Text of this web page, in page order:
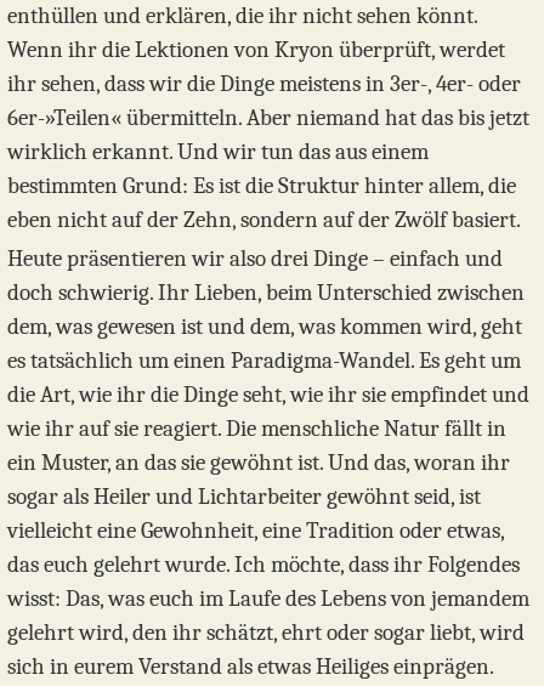
enthüllen und erklären, die ihr nicht sehen könnt.
Wenn ihr die Lektionen von Kryon überprüft, werdet
ihr sehen, dass wir die Dinge meistens in 3er-, 4er- oder
6er-»Teilen« übermitteln. Aber niemand hat das bis jetzt
wirklich erkannt. Und wir tun das aus einem
bestimmten Grund: Es ist die Struktur hinter allem, die
eben nicht auf der Zehn, sondern auf der Zwölf basiert.
Heute präsentieren wir also drei Dinge – einfach und
doch schwierig. Ihr Lieben, beim Unterschied zwischen
dem, was gewesen ist und dem, was kommen wird, geht
es tatsächlich um einen Paradigma-Wandel. Es geht um
die Art, wie ihr die Dinge seht, wie ihr sie empfindet und
wie ihr auf sie reagiert. Die menschliche Natur fällt in
ein Muster, an das sie gewöhnt ist. Und das, woran ihr
sogar als Heiler und Lichtarbeiter gewöhnt seid, ist
vielleicht eine Gewohnheit, eine Tradition oder etwas,
das euch gelehrt wurde. Ich möchte, dass ihr Folgendes
wisst: Das, was euch im Laufe des Lebens von jemandem
gelehrt wird, den ihr schätzt, ehrt oder sogar liebt, wird
sich in eurem Verstand als etwas Heiliges einprägen.